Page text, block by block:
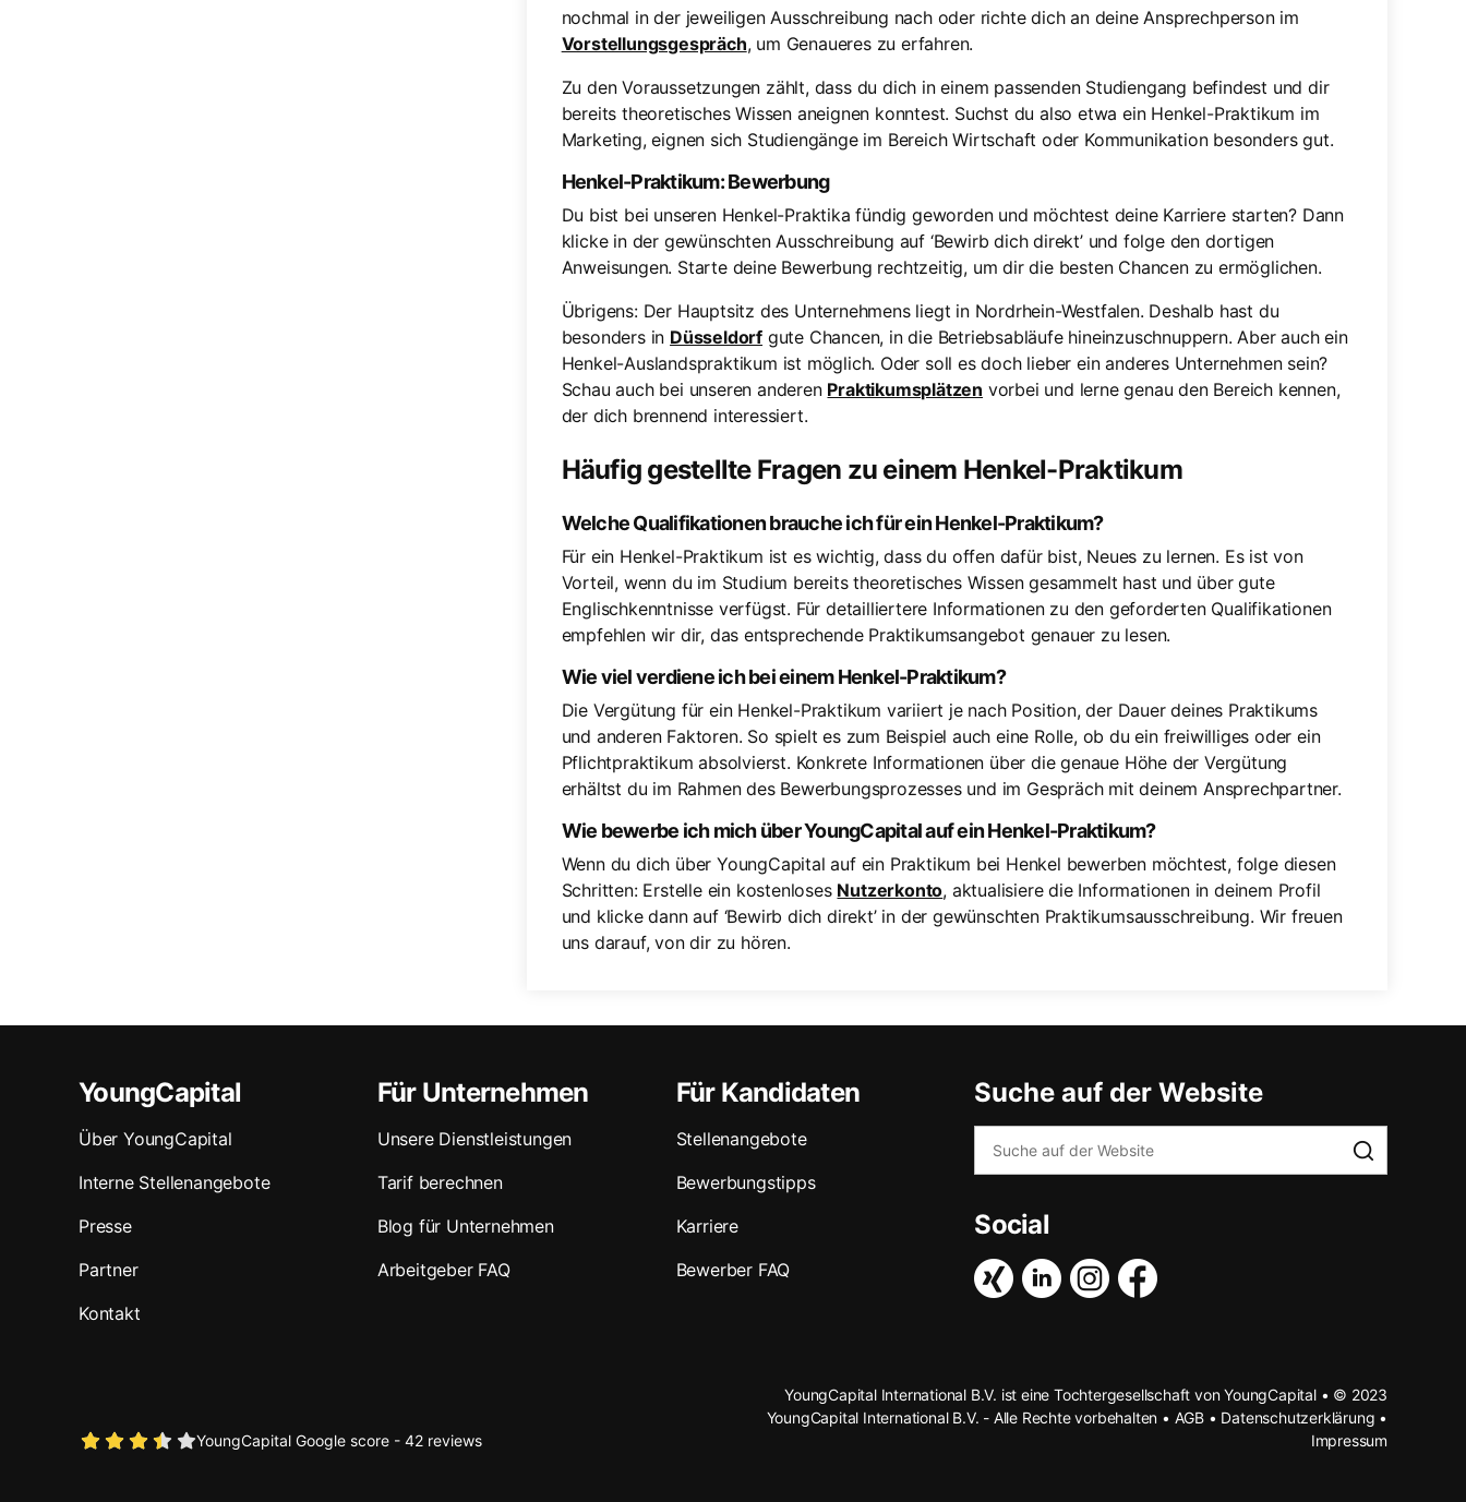
nochmal in der jeweiligen Ausschreibung nach oder richte dich an deine Ansprechperson im
Vorstellungsgespräch, um Genaueres zu erfahren.
Zu den Voraussetzungen zählt, dass du dich in einem passenden Studiengang befindest und dir
bereits theoretisches Wissen aneignen konntest. Suchst du also etwa ein Henkel-Praktikum im
Marketing, eignen sich Studiengänge im Bereich Wirtschaft oder Kommunikation besonders gut.
Henkel-Praktikum: Bewerbung
Du bist bei unseren Henkel-Praktika fündig geworden und möchtest deine Karriere starten? Dann
klicke in der gewünschten Ausschreibung auf ‘Bewirb dich direkt’ und folge den dortigen
Anweisungen. Starte deine Bewerbung rechtzeitig, um dir die besten Chancen zu ermöglichen.
Übrigens: Der Hauptsitz des Unternehmens liegt in Nordrhein-Westfalen. Deshalb hast du
besonders in Düsseldorf gute Chancen, in die Betriebsabläufe hineinzuschnuppern. Aber auch ein
Henkel-Auslandspraktikum ist möglich. Oder soll es doch lieber ein anderes Unternehmen sein?
Schau auch bei unseren anderen Praktikumsplätzen vorbei und lerne genau den Bereich kennen,
der dich brennend interessiert.
Häufig gestellte Fragen zu einem Henkel-Praktikum
Welche Qualifikationen brauche ich für ein Henkel-Praktikum?
Für ein Henkel-Praktikum ist es wichtig, dass du offen dafür bist, Neues zu lernen. Es ist von
Vorteil, wenn du im Studium bereits theoretisches Wissen gesammelt hast und über gute
Englischkenntnisse verfügst. Für detailliertere Informationen zu den geforderten Qualifikationen
empfehlen wir dir, das entsprechende Praktikumsangebot genauer zu lesen.
Wie viel verdiene ich bei einem Henkel-Praktikum?
Die Vergütung für ein Henkel-Praktikum variiert je nach Position, der Dauer deines Praktikums
und anderen Faktoren. So spielt es zum Beispiel auch eine Rolle, ob du ein freiwilliges oder ein
Pflichtpraktikum absolvierst. Konkrete Informationen über die genaue Höhe der Vergütung
erhältst du im Rahmen des Bewerbungsprozesses und im Gespräch mit deinem Ansprechpartner.
Wie bewerbe ich mich über YoungCapital auf ein Henkel-Praktikum?
Wenn du dich über YoungCapital auf ein Praktikum bei Henkel bewerben möchtest, folge diesen
Schritten: Erstelle ein kostenloses Nutzerkonto, aktualisiere die Informationen in deinem Profil
und klicke dann auf ‘Bewirb dich direkt’ in der gewünschten Praktikumsausschreibung. Wir freuen
uns darauf, von dir zu hören.
YoungCapital
Über YoungCapital
Interne Stellenangebote
Presse
Partner
Kontakt
Für Unternehmen
Unsere Dienstleistungen
Tarif berechnen
Blog für Unternehmen
Arbeitgeber FAQ
Für Kandidaten
Stellenangebote
Bewerbungstipps
Karriere
Bewerber FAQ
Suche auf der Website
Social
YoungCapital Google score - 42 reviews
YoungCapital International B.V. ist eine Tochtergesellschaft von YoungCapital • © 2023
YoungCapital International B.V. - Alle Rechte vorbehalten • AGB• Datenschutzerklärung •
Impressum